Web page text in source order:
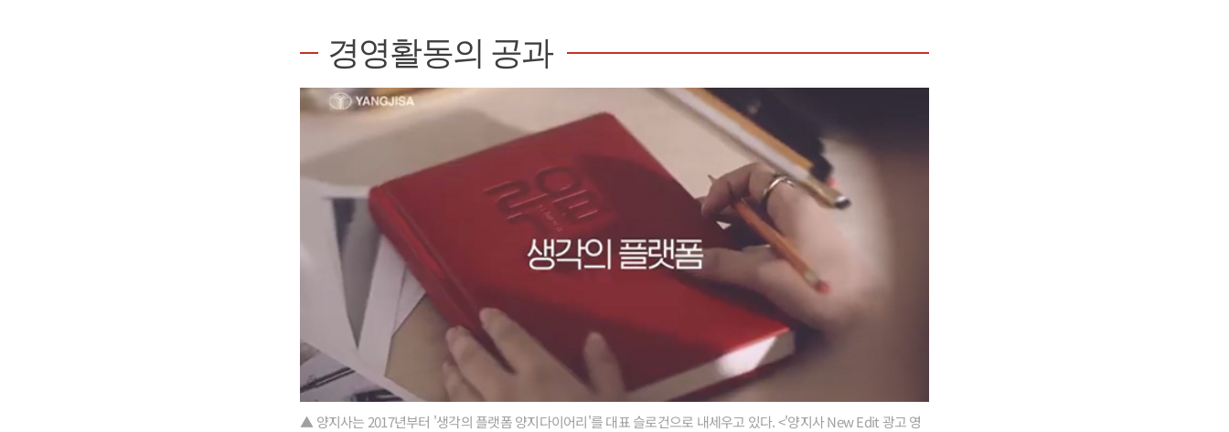
경영활동의 공과
▲ 양지사는 2017년부터 '생각의 플랫폼 양지다이어리'를 대표 슬로건으로 내세우고 있다. <'양지사 New Edit 광고 영